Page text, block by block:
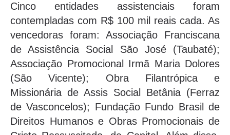
Cinco entidades assistenciais foram
contempladas com R$ 100 mil reais cada. As
vencedoras foram: Associação Franciscana
de Assistência Social São José (Taubaté);
Associação Promocional Irmã Maria Dolores
(São Vicente); Obra Filantrópica e
Missionária de Assis Social Betânia (Ferraz
de Vasconcelos); Fundação Fundo Brasil de
Direitos Humanos e Obras Promocionais de